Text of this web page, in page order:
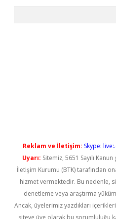
Reklam ve İletişim: Skype:
Uyarı: Sitemiz, 5651 Sayılı
İletişim Kurumu (BTK) tarafından
hizmet vermektedir. Bu nedenle,
denetleme veya araştırma
Ancak, üyelerimiz yazdıkları
siteye üye olarak bu sorumluluğu